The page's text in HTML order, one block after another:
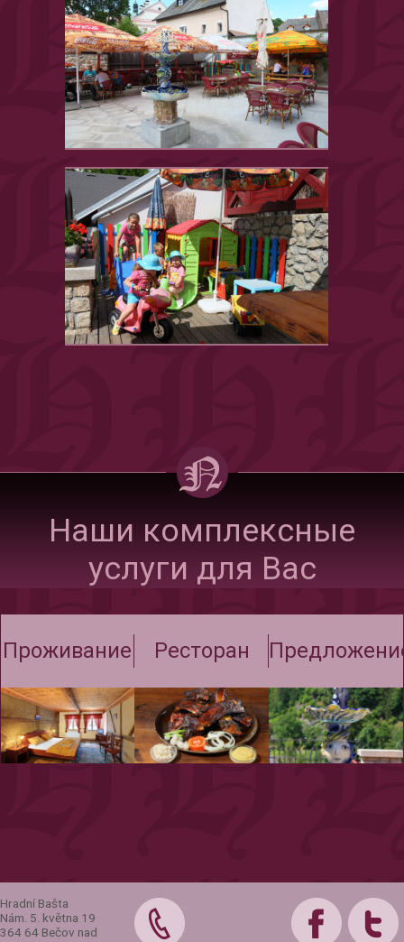
Наши комплексные
услуги для Вас
Проживание Ресторан
Hradní Bašta
Nám. 5. května 19
364 64 Bečov nad